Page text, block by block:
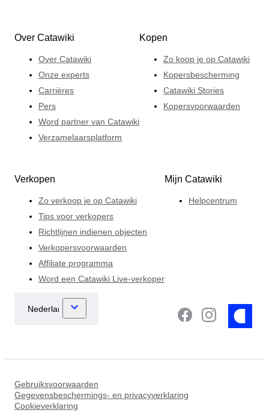
Over Catawiki
Over Catawiki
Onze experts
Carrières
Pers
Word partner van Catawiki
Verzamelaarsplatform
Kopen
Zo koop je op Catawiki
Kopersbescherming
Catawiki Stories
Kopersvoorwaarden
Verkopen
Zo verkoop je op Catawiki
Tips voor verkopers
Richtlijnen indienen objecten
Verkopersvoorwaarden
Affiliate programma
Word een Catawiki Live-verkoper
Mijn Catawiki
Helpcentrum
Gebruiksvoorwaarden
Gegevensbeschermings- en privacyverklaring
Cookieverklaring